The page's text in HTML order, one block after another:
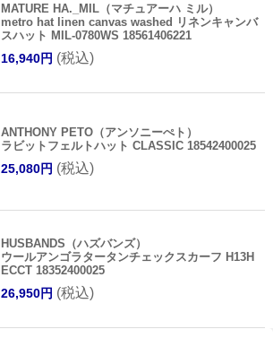
MATURE HA._MIL（マチュアーハ ミル）
metro hat linen canvas washed リネンキャンバ
スハット MIL-0780WS 18561406221
16,940円 (税込)
ANTHONY PETO（アンソニーぺト）
ラビットフェルトハット CLASSIC 18542400025
25,080円 (税込)
HUSBANDS（ハズバンズ）
ウールアンゴラタータンチェックスカーフ H13H
ECCT 18352400025
26,950円 (税込)